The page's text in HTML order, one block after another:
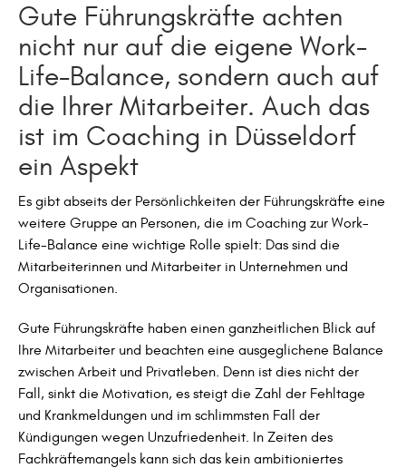
Gute Führungskräfte achten
nicht nur auf die eigene Work-
Life-Balance, sondern auch auf
die Ihrer Mitarbeiter. Auch das
ist im Coaching in Düsseldorf
ein Aspekt
Es gibt abseits der Persönlichkeiten der Führungskräfte eine
weitere Gruppe an Personen, die im Coaching zur Work-
Life-Balance eine wichtige Rolle spielt: Das sind die
Mitarbeiterinnen und Mitarbeiter in Unternehmen und
Organisationen.
Gute Führungskräfte haben einen ganzheitlichen Blick auf
Ihre Mitarbeiter und beachten eine ausgeglichene Balance
zwischen Arbeit und Privatleben. Denn ist dies nicht der
Fall, sinkt die Motivation, es steigt die Zahl der Fehltage
und Krankmeldungen und im schlimmsten Fall der
Kündigungen wegen Unzufriedenheit. In Zeiten des
Fachkräftemangels kann sich das kein ambitioniertes